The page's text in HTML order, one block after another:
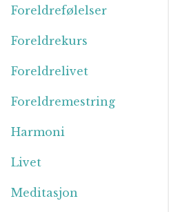
Foreldrefølelser
Foreldrekurs
Foreldrelivet
Foreldremestring
Harmoni
Livet
Meditasjon